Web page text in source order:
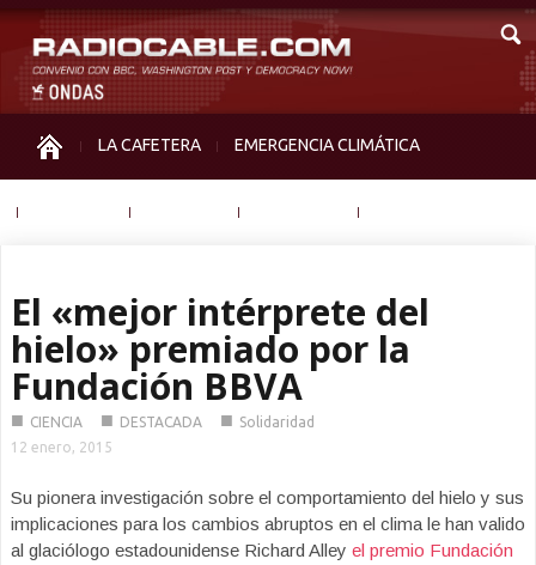
LA CAFETERA EMERGENCIA CLIMÁTICA
El «mejor intérprete del
hielo» premiado por la
Fundación BBVA
■ CIENCIA ■ DESTACADA ■ Solidaridad
12 enero, 2015
Su pionera investigación sobre el comportamiento del hielo y sus
implicaciones para los cambios abruptos en el clima le han valido
al glaciólogo estadounidense Richard Alley el premio Fundación